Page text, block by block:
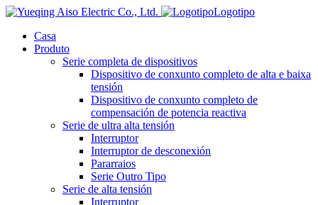
Logotipo
Casa
Produto
Serie completa de dispositivos
Dispositivo de conxunto completo de alta e baixa
tensión
Dispositivo de conxunto completo de
compensación de potencia reactiva
Serie de ultra alta tensión
Interruptor
Interruptor de desconexión
Pararraios
Serie Outro Tipo
Serie de alta tensión
Interruptor